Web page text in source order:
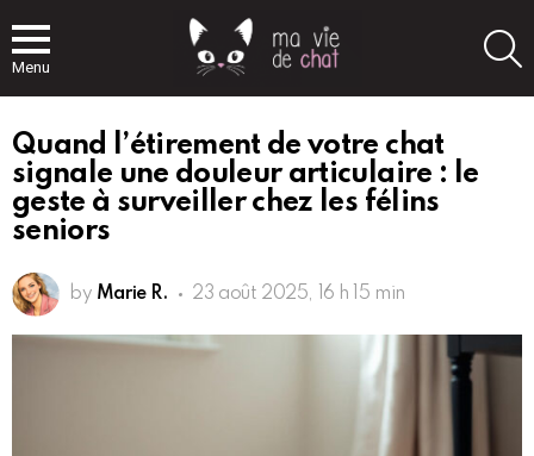
Menu
Quand l’étirement de votre chat
signale une douleur articulaire : le
geste à surveiller chez les félins
seniors
by Marie R. 23 août 2025, 16 h 15 min